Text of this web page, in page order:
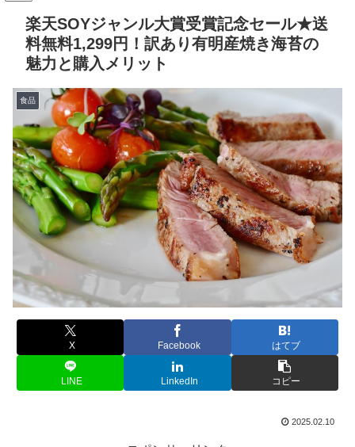
楽天SOYジャンル大賞受賞記念セール★送
料無料1,299円！訳あり有明産焼き海苔の
魅力と購入メリット
食品
X Facebook はてブ
LINE LinkedIn コピー
2025.02.10